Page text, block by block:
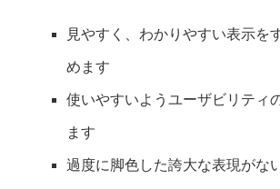
見やすく、わかりやすい表示を
めます
使いやすいようユーザビリティ
ます
過度に脚色した誇大な表現がな